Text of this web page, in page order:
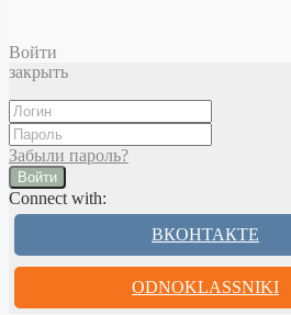
Войти
закрыть
Забыли пароль?
Войти
Connect with:
ВКОНТАКТЕ
ODNOKLASSNIKI